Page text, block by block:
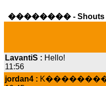
�������� - Shouts
11:56
jordan4 :
19:45